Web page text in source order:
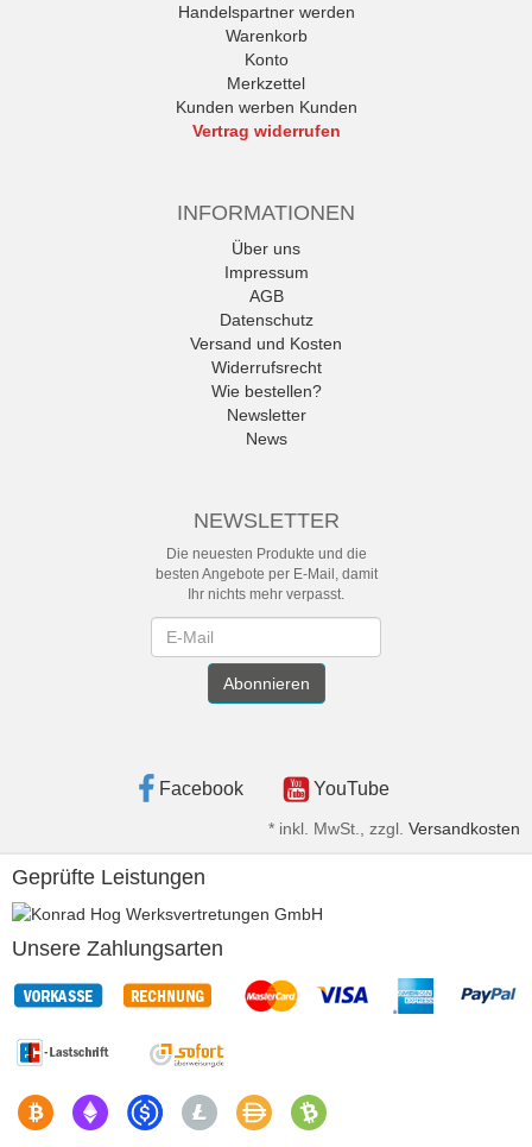
Handelspartner werden
Warenkorb
Konto
Merkzettel
Kunden werben Kunden
Vertrag widerrufen
INFORMATIONEN
Über uns
Impressum
AGB
Datenschutz
Versand und Kosten
Widerrufsrecht
Wie bestellen?
Newsletter
News
NEWSLETTER
Die neuesten Produkte und die
besten Angebote per E-Mail, damit
Ihr nichts mehr verpasst.
Abonnieren
Facebook YouTube
* inkl. MwSt., zzgl. Versandkosten
Geprüfte Leistungen
Unsere Zahlungsarten